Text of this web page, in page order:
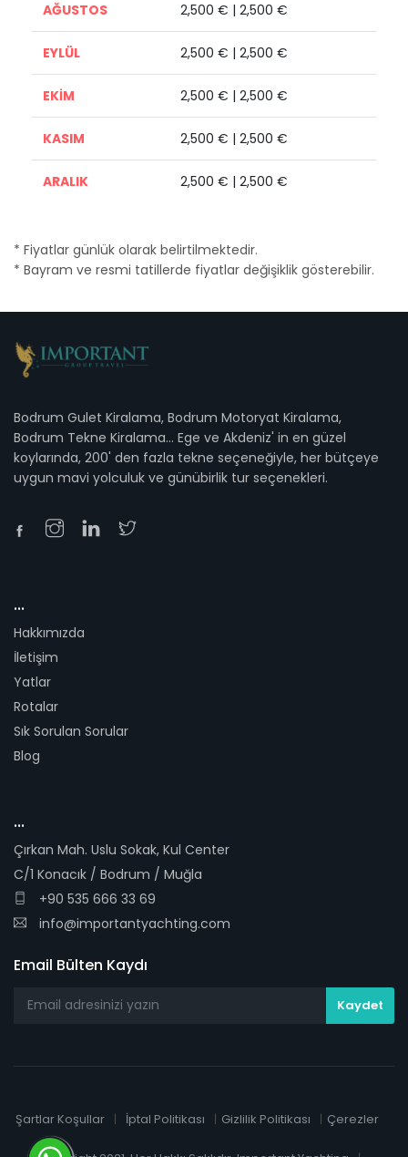
AĞUSTOS 2,500 € | 2,500 €
EYLÜL 2,500 € | 2,500 €
EKİM 2,500 € | 2,500 €
KASIM 2,500 € | 2,500 €
ARALIK 2,500 € | 2,500 €
* Fiyatlar günlük olarak belirtilmektedir.
* Bayram ve resmi tatillerde fiyatlar değişiklik gösterebilir.
Bodrum Gulet Kiralama, Bodrum Motoryat Kiralama,
Bodrum Tekne Kiralama... Ege ve Akdeniz' in en güzel
koylarında, 200' den fazla tekne seçeneğiyle, her bütçeye
uygun mavi yolculuk ve günübirlik tur seçenekleri.
...
Hakkımızda
İletişim
Yatlar
Rotalar
Sık Sorulan Sorular
Blog
...
Çırkan Mah. Uslu Sokak, Kul Center
C/1 Konacık / Bodrum / Muğla
+90 535 666 33 69
info@importantyachting.com
Email Bülten Kaydı
Şartlar Koşullar İptal Politikası Gizlilik Politikası Çerezler